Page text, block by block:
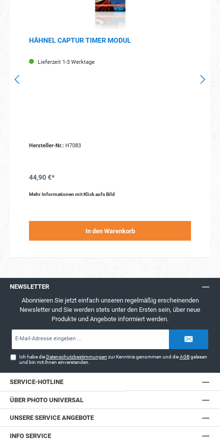
HÄHNEL CAPTUR TIMER MODUL
Lieferzeit 1-3 Werktage
Hersteller-Nr.:H7083
44,90 €*
Mehr Informationen mit Klick aufs Bild
In den Warenkorb
NEWSLETTER
Abonnieren Sie jetzt einfach unseren regelmäßig erscheinenden
Newsletter und Sie werden stets unter den Ersten sein, über neue
Produkte und Angebote informiert werden.
Ich habe dieDatenschutzbestimmungen zur Kenntnis genommen und dieAGBgelesen
und bin mit ihnen einverstanden.
SERVICE-HOTLINE
ÜBER PHOTO UNIVERSAL
UNSERE SERVICE ANGEBOTE
INFO SERVICE